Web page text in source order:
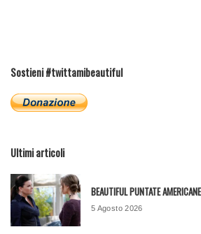
Sostieni #twittamibeautiful
Ultimi articoli
BEAUTIFUL PUNTATE
5 Agosto 2026